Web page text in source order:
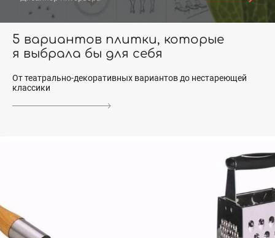
5 вариантов плитки, которые
я выбрала бы для себя
От театрально-декоративных вариантов до нестареющей
классики